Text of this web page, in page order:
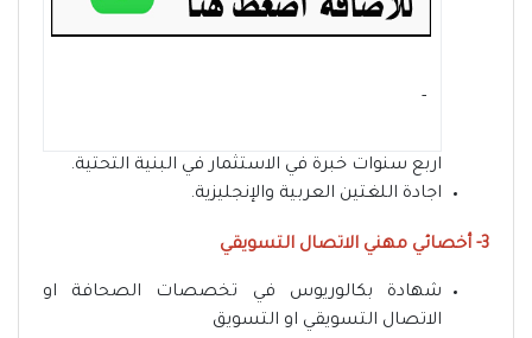
- ‏
اربع سنوات خبرة في الاستثمار في البنية التحتية.
اجادة اللغتين العربية والإنجليزية.
3- أخصائي مهني الاتصال التسويقي
شهادة بكالوريوس في تخصصات الصحافة او
الاتصال التسويقي او التسويق